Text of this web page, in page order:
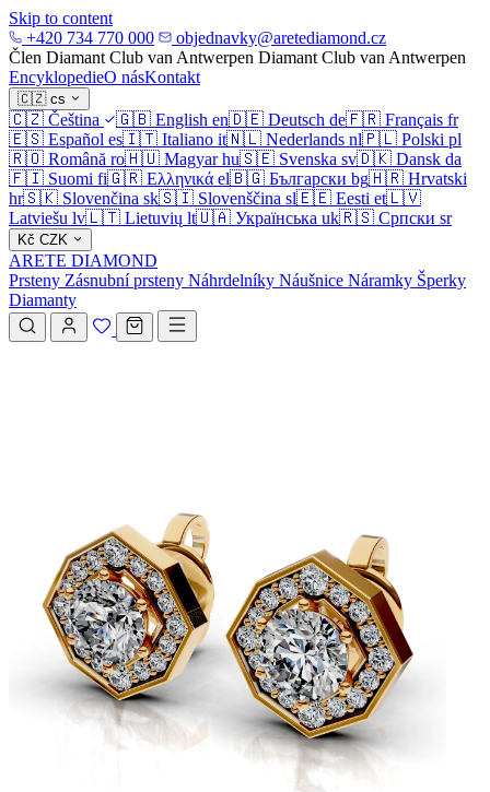
Skip to content
+420 734 770 000
objednavky@aretediamond.cz
Člen Diamant Club van Antwerpen Diamant Club van Antwerpen
EncyklopedieO násKontakt
🇨🇿 cs
🇨🇿 Čeština 🇬🇧 English en🇩🇪 Deutsch de🇫🇷 Français fr
🇪🇸 Español es🇮🇹 Italiano it🇳🇱 Nederlands nl🇵🇱 Polski pl
🇷🇴 Română ro🇭🇺 Magyar hu🇸🇪 Svenska sv🇩🇰 Dansk da
🇫🇮 Suomi fi🇬🇷 Ελληνικά el🇧🇬 Български bg🇭🇷 Hrvatski
hr🇸🇰 Slovenčina sk🇸🇮 Slovenščina sl🇪🇪 Eesti et🇱🇻
Latviešu lv🇱🇹 Lietuvių lt🇺🇦 Українська uk🇷🇸 Српски sr
Kč CZK
ARETE DIAMOND
Prsteny Zásnubní prsteny Náhrdelníky Náušnice Náramky Šperky
Diamanty